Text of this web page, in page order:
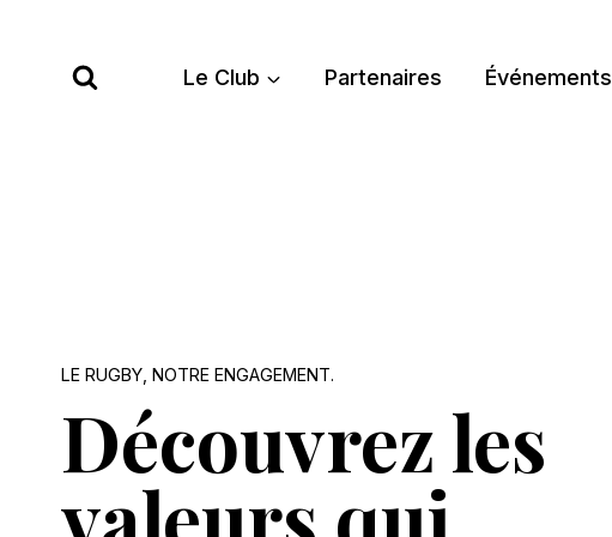
contenu
Le Club Partenaires Événements
LE RUGBY, NOTRE ENGAGEMENT.
Découvrez les